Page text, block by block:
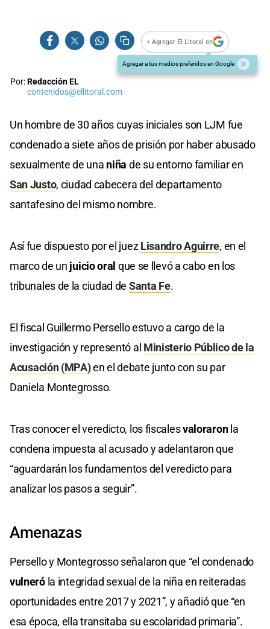
+ Agregar El Litoral en
Agregar a tus medios preferidos en Google
Por:Redacción EL
contenidos@ellitoral.com
Un hombre de 30 años cuyas iniciales son LJM fue
condenado a siete años de prisión por haber abusado
sexualmente de una niña de su entorno familiar en
San Justo, ciudad cabecera del departamento
santafesino del mismo nombre.
Así fue dispuesto por el juezLisandro Aguirre, en el
marco de un juicio oral que se llevó a cabo en los
tribunales de la ciudad de Santa Fe.
El fiscal Guillermo Persello estuvo a cargo de la
investigación y representó al Ministerio Público de la
Acusación (MPA)en el debate junto con su par
Daniela Montegrosso.
Tras conocer el veredicto, los fiscalesvaloraron la
condena impuesta al acusado y adelantaron que
“aguardarán los fundamentos del veredicto para
analizar los pasos a seguir”.
Amenazas
Persello y Montegrosso señalaron que “el condenado
vulneró la integridad sexual de la niña en reiteradas
oportunidades entre 2017 y 2021”, y añadió que “en
esa época, ella transitaba su escolaridad primaria”.